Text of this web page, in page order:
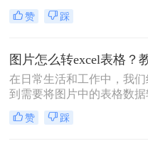
些数据并非直接以Excel表格
出，而是包含在图片中。手
耗时，而且容易出错。那么
Excel表格怎么弄呢？因此，
绍几种将图片转换为Excel
法，帮助您轻松应对这一挑
赞 踩
在日常生活和工作中，我
到需要将图片中的表格数据
Excel表格的情况。这种转换
整理和分析非常有帮助，但
赞 踩